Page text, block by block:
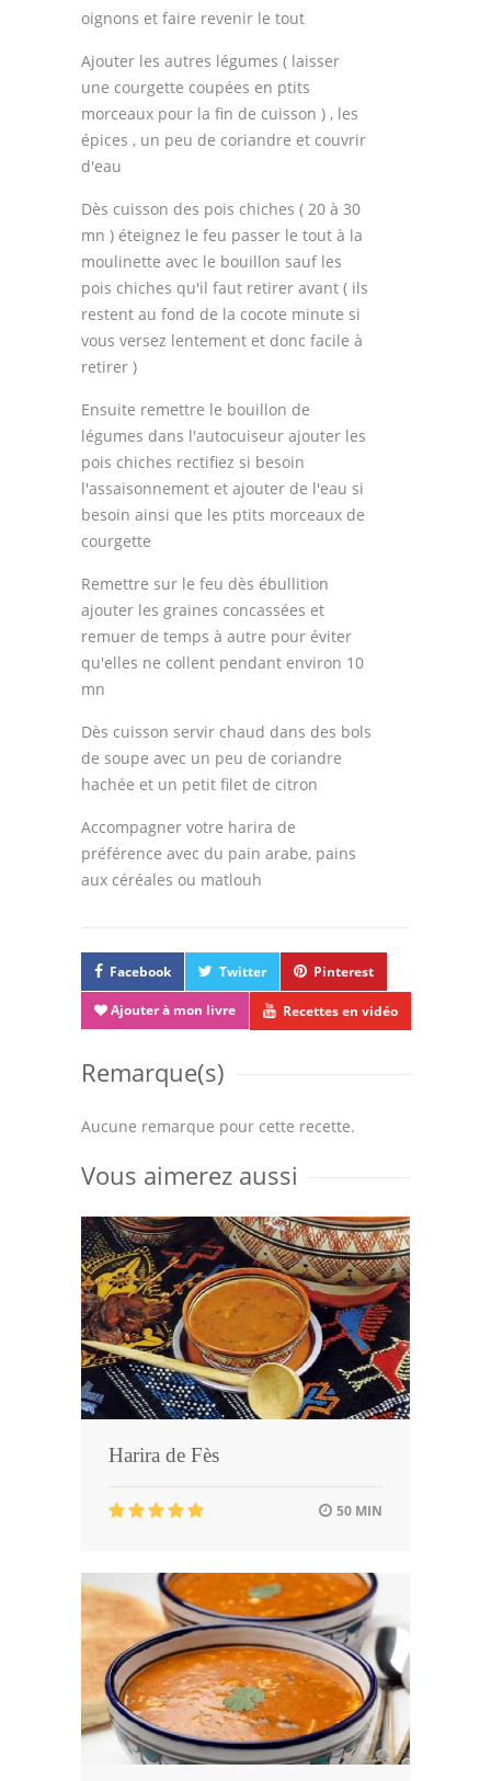
oignons et faire revenir le tout
Ajouter les autres légumes ( laisser
une courgette coupées en ptits
morceaux pour la fin de cuisson ) , les
épices , un peu de coriandre et couvrir
d'eau
Dès cuisson des pois chiches ( 20 à 30
mn ) éteignez le feu passer le tout à la
moulinette avec le bouillon sauf les
pois chiches qu'il faut retirer avant ( ils
restent au fond de la cocote minute si
vous versez lentement et donc facile à
retirer )
Ensuite remettre le bouillon de
légumes dans l'autocuiseur ajouter les
pois chiches rectifiez si besoin
l'assaisonnement et ajouter de l'eau si
besoin ainsi que les ptits morceaux de
courgette
Remettre sur le feu dès ébullition
ajouter les graines concassées et
remuer de temps à autre pour éviter
qu'elles ne collent pendant environ 10
mn
Dès cuisson servir chaud dans des bols
de soupe avec un peu de coriandre
hachée et un petit filet de citron
Accompagner votre harira de
préférence avec du pain arabe, pains
aux céréales ou matlouh
Facebook Twitter Pinterest
Ajouter à mon livre Recettes en vidéo
Remarque(s)
Aucune remarque pour cette recette.
Vous aimerez aussi
Harira de Fès
50 MIN